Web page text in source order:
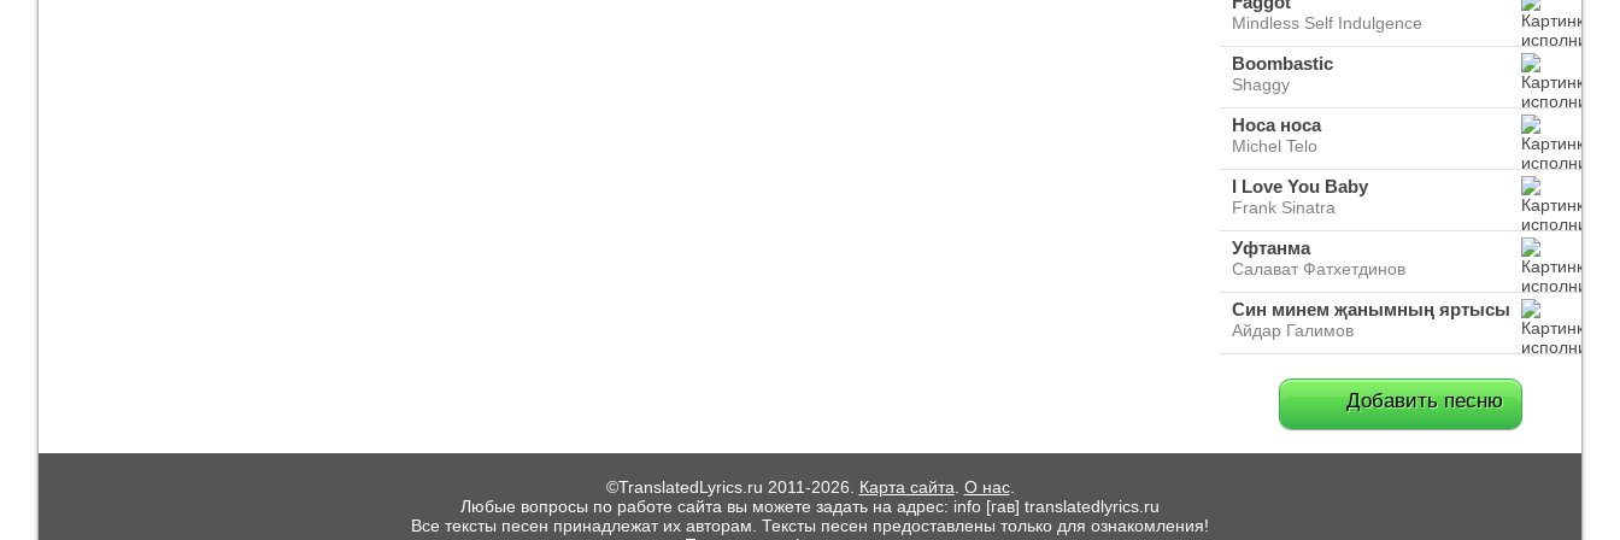
Mindless Self Indulgence
Boombastic
Shaggy
Носа носа
Michel Telo
I Love You Baby
Frank Sinatra
Уфтанма
Салават Фатхетдинов
Син минем җанымның яртысы
Айдар Галимов
Добавить песню
©TranslatedLyrics.ru 2011-2026. Карта сайта О нас.
Любые вопросы по работе сайта вы можете задать на адрес: info [гав] translatedlyrics.ru
Все тексты песен принадлежат их авторам. Тексты песен предоставлены только для ознакомления!